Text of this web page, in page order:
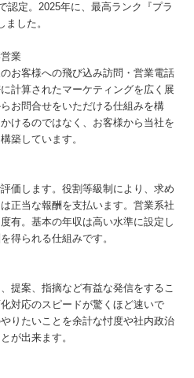
認定。2025年に、最高ランク『プラ
した。
業
お客様への飛び込み訪問・営業電話
計算されたマーケティングを広く展
お問合せをいただける仕組みを構
けるのではなく、お客様から当社を
築しています。
価します。役割等級制により、求め
正当な報酬を支払います。営業系社
有。基本の年収は高い水準に設定し
得られる仕組みです。
提案、指摘など有益な発信をするこ
対応のスピードが驚くほど速いで
りたいことを余計な忖度や社内政治
が出来ます。